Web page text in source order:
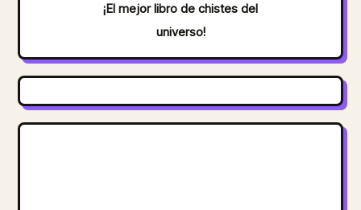
¡El mejor libro de chistes del
universo!